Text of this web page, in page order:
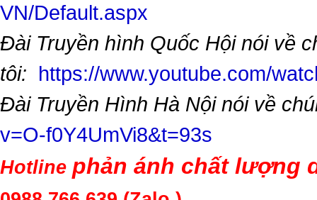
VN/Default.aspx
Đài Truyền hình Quốc Hội nói về
tôi: https://www.youtube.com/
Đài Truyền Hình Hà Nội nói về
v=O-f0Y4UmVi8&t=93s
Hotline phản ánh chất lượng